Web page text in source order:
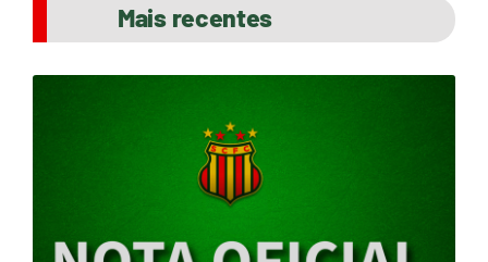
Mais recentes